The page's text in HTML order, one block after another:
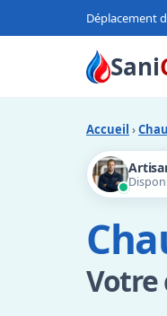
Déplacement
Sani
Accueil ›
Votre